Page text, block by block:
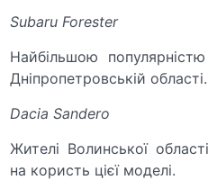
Subaru Forester
Найбільшою
Дніпропетровській області.
Dacia Sandero
Жителі Волинської
на користь цієї моделі.